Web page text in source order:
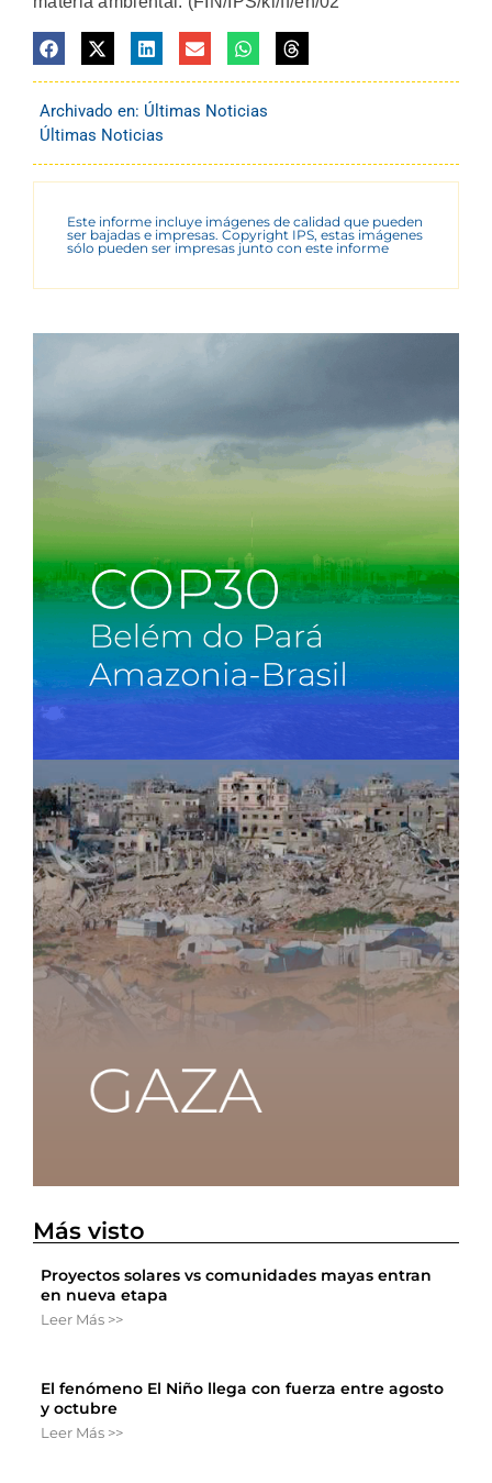
Archivado en: Últimas Noticias
Últimas Noticias
Este informe incluye imágenes de calidad que pueden
ser bajadas e impresas. Copyright IPS, estas imágenes
sólo pueden ser impresas junto con este informe
Más visto
Proyectos solares vs comunidades mayas entran
en nueva etapa
Leer Más >>
El fenómeno El Niño llega con fuerza entre agosto
y octubre
Leer Más >>